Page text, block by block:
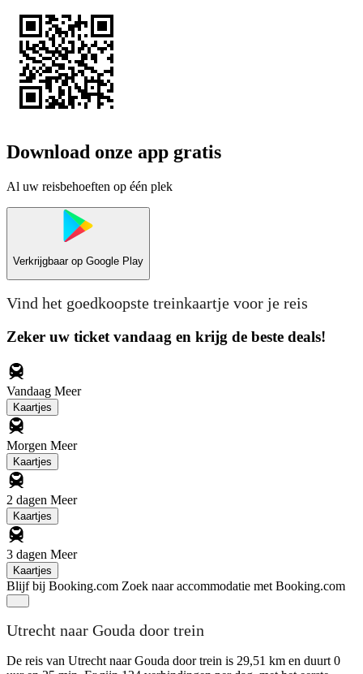
Download onze app gratis
Al uw reisbehoeften op één plek
Verkrijgbaar op Google Play
Vind het goedkoopste treinkaartje voor je reis
Zeker uw ticket vandaag en krijg de beste deals!
Vandaag Meer
Kaartjes
Morgen Meer
Kaartjes
2 dagen Meer
Kaartjes
3 dagen Meer
Kaartjes
Blijf bij Booking.com Zoek naar accommodatie met Booking.com
Utrecht naar Gouda door trein
De reis van Utrecht naar Gouda door trein is 29,51 km en duurt 0